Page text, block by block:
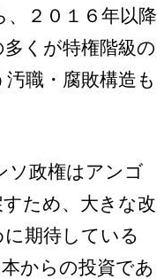
２０１６年以降
くが特権階級の
職・腐敗構造も
ソ政権はアンゴ
ため、大きな改
期待している
からの投資であ